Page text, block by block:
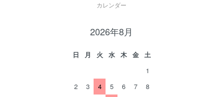
カレンダー
2026年8月
日 月 火 水 木 金
土
1
2
3 4 5 6 7
8